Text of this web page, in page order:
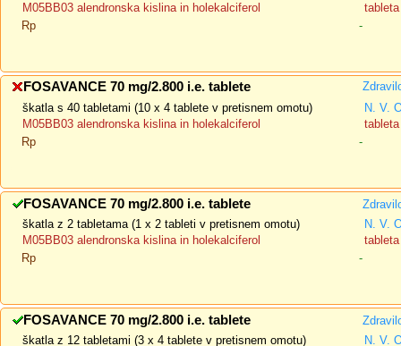
M05BB03 alendronska kislina in holekalciferol
tableta
Rp
-
FOSAVANCE 70 mg/2.800 i.e. tablete
škatla s 40 tabletami (10 x 4 tablete v pretisnem omotu)
N. V.
M05BB03 alendronska kislina in holekalciferol
tableta
Rp
-
FOSAVANCE 70 mg/2.800 i.e. tablete
škatla z 2 tabletama (1 x 2 tableti v pretisnem omotu)
N. V.
M05BB03 alendronska kislina in holekalciferol
tableta
Rp
-
FOSAVANCE 70 mg/2.800 i.e. tablete
škatla z 12 tabletami (3 x 4 tablete v pretisnem omotu)
N. V.